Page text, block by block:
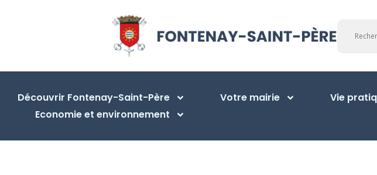
Découvrir Fontenay-Saint-Père Votre mairie Vie
Economie et environnement